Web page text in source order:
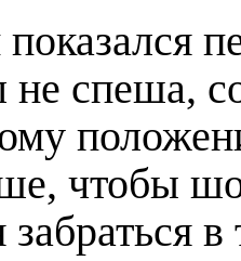
спеша,
чтобы
забраться